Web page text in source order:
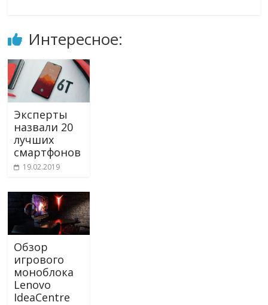
Интересное:
Эксперты
назвали 20
лучших
смартфонов
19.02.2019
Обзор
игрового
моноблока
Lenovo
IdeaCentre